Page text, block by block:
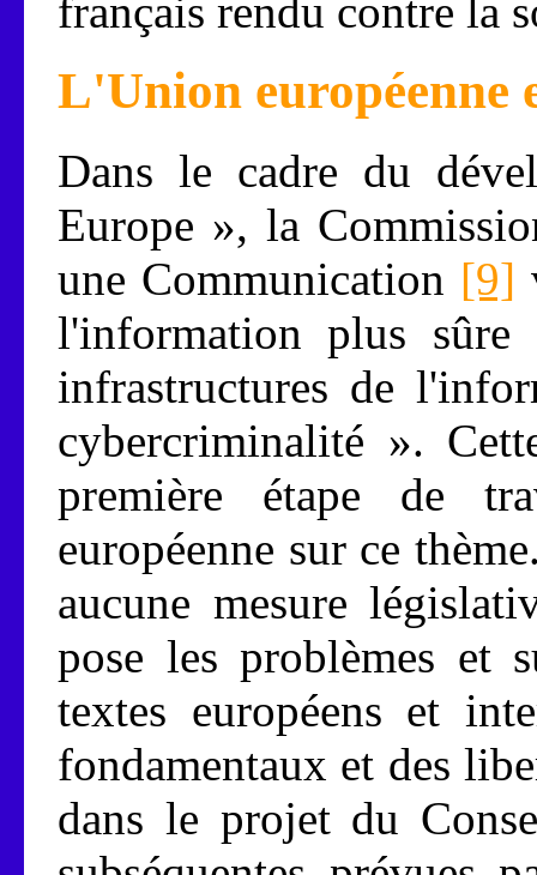
français rendu contre la
L'Union européenne
Dans le cadre du
Europe », la
une Communication [9]
l'information plus sûre
infrastructures de
cybercriminalité ».
première étape de
européenne sur ce
aucune mesure
pose les problèmes et
textes européens et
fondamentaux et des
dans le projet du